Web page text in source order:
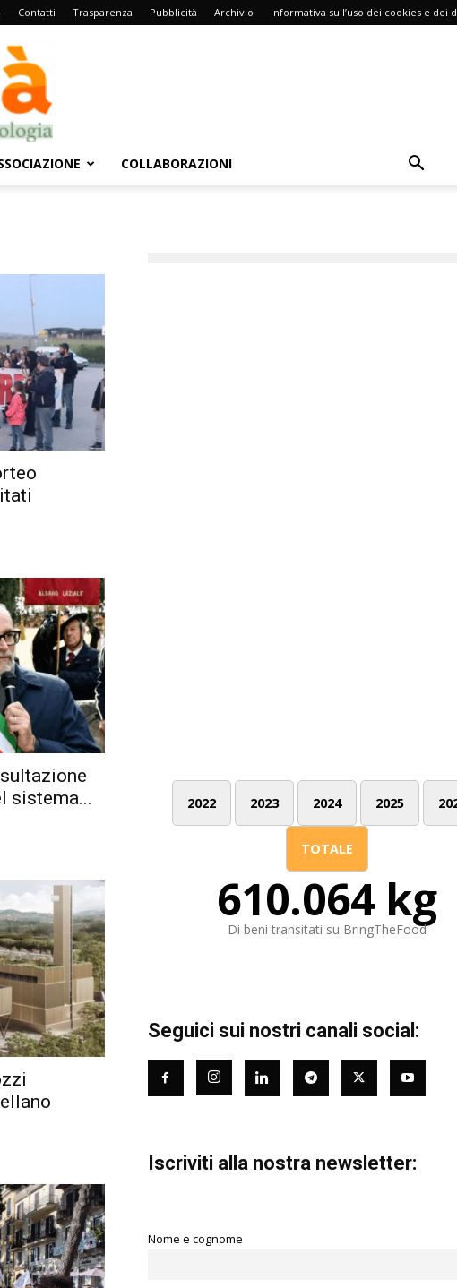
Contatti Trasparenza Pubblicità Archivio Informativa sull’uso dei cookies e dei
COLLABORAZIONI
sistema...
2022 2023 2024 2025
TOTALE
610.064 kg
Di beni transitati su BringTheFood
Seguici sui nostri canali social:
Iscriviti alla nostra newsletter:
Nome e cognome